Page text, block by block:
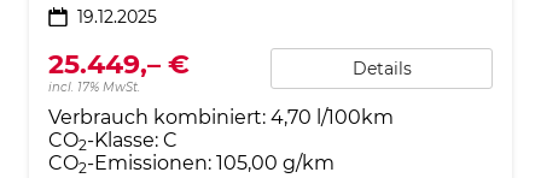
19.12.2025
25.449,– €
incl. 17% MwSt.
Details
Verbrauch kombiniert: 4,70 l/100km
CO2-Klasse: C
CO2-Emissionen: 105,00 g/km